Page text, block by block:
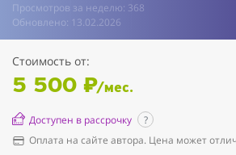
Просмотров за неделю: 368
Обновлено: 13.02.2026
Стоимость от:
5 500 ₽/мес.
Доступен в рассрочку
?
Оплата на сайте автора. Цена может